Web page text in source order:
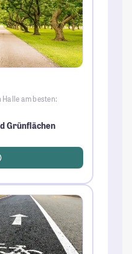
am besten:
Grünflächen